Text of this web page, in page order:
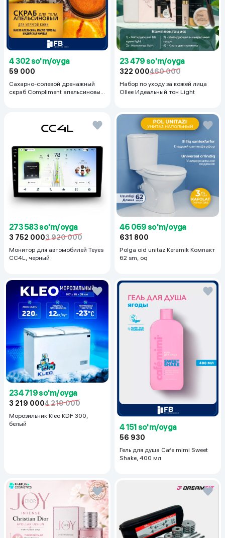
4 302 so'm/oyga
59 000
Сахарно-солевой дренажный
скраб Compliment апельсиновый
23 479 so'm/oyga
322 000460 000
Набор по уходу за кожей лица
Ollee Идеальный тон Light
273 583 so'm/oyga
3 752 0003 920 000
Монитор для автомобилей Teyes
CC4L, черный
46 069 so'm/oyga
631 800
Polga oid unitaz Keramik Компакт
62 sm, oq
234 719 so'm/oyga
3 219 0004 219 000
Морозильник Kleo KDF 300,
белый
4 151 so'm/oyga
56 930
Гель для душа Cafe mimi Sweet
Shake, 400 мл